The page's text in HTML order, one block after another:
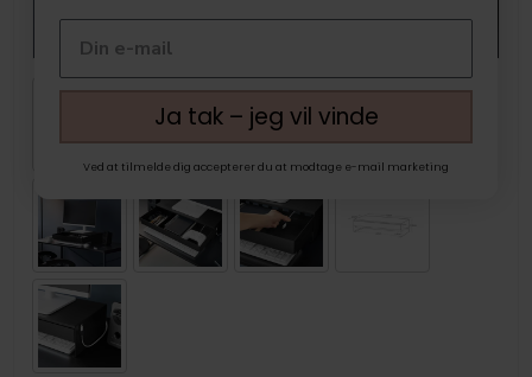
Ja tak – jeg vil vinde
Ved at tilmelde dig accepterer du at modtage e-mail marketing